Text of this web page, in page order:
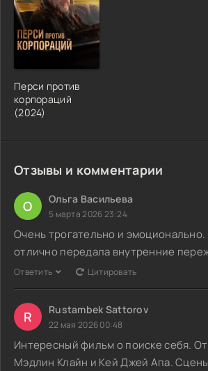
Перси против
корпораций
(2024)
Отзывы и комментарии
О Ольга Васильева
5 марта 2026 23:24
Очень трогательно и
отлично передала внутренние
Ответить Цитировать
R Rustambek Sattorov
22 мая 2026 00:48
Интересный фильм о поиске себя.
Мэдлин Клайн и Кей Джей Апа.